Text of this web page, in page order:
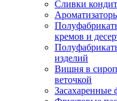
Сливки
кремов и
изделий
Вишня в
веточкой
Засахаренные